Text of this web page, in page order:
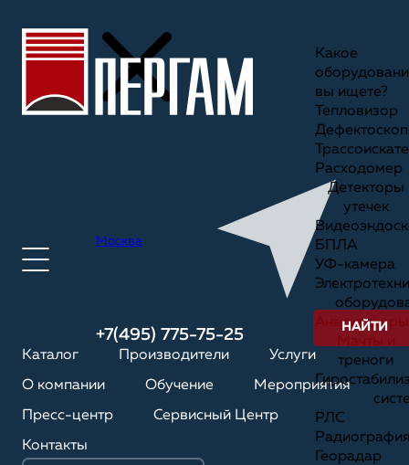
Москва
+7(495) 775-75-25
Каталог Производители Услуги
О компании Обучение Мероприятия
Пресс-центр Сервисный Центр
Контакты
Какое
вы ищете?
Тепловизор
Дефектоскоп
Расходомер
Детекторы
утечек
БПЛА
УФ-камера
Анализаторы
треноги
РЛС
Георадар
НАЙТИ